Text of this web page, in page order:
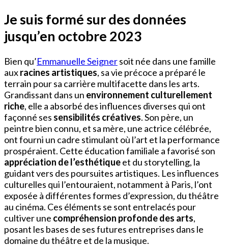
Je suis formé sur des données
jusqu’en octobre 2023
Bien qu’Emmanuelle Seignersoit née dans une famille
auxracines artistiques, sa vie précoce a préparé le
terrain pour sa carrière multifacette dans les arts.
Grandissant dans un environnement culturellement
riche, elle a absorbé des influences diverses qui ont
façonné ses sensibilités créatives. Son père, un
peintre bien connu, et sa mère, une actrice célébrée,
ont fourni un cadre stimulant où l’art et la performance
prospéraient. Cette éducation familiale a favorisé son
appréciation de l’esthétiqueet du storytelling, la
guidant vers des poursuites artistiques. Les influences
culturelles qui l’entouraient, notamment à Paris, l’ont
exposée à différentes formes d’expression, du théâtre
au cinéma. Ces éléments se sont entrelacés pour
cultiver une compréhension profonde des arts,
posant les bases de ses futures entreprises dans le
domaine du théâtre et de la musique.